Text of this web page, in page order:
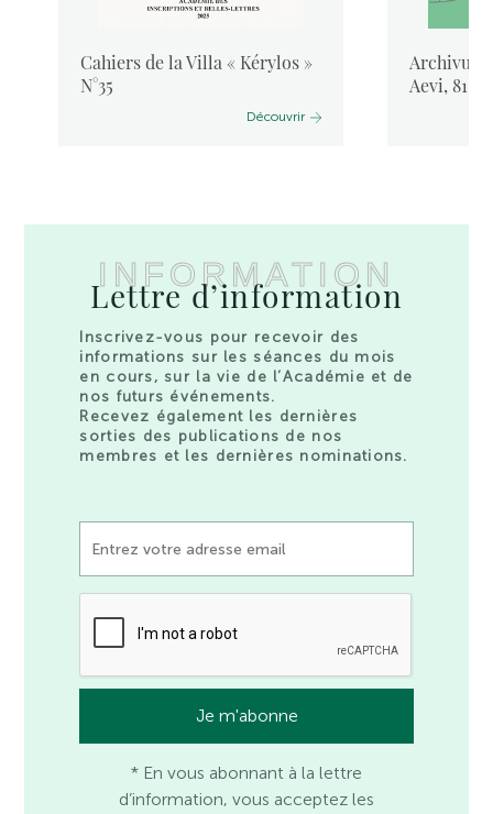
Cahiers de la Villa « Kérylos »
N°35
Découvrir
Aevi, 81,
INFORMATION
Lettre d’information
Inscrivez-vous pour recevoir des
informations sur les séances du mois
en cours, sur la vie de l’Académie et de
nos futurs événements.
Recevez également les dernières
sorties des publications de nos
membres et les dernières nominations.
* En vous abonnant à la lettre
d’information, vous acceptez les